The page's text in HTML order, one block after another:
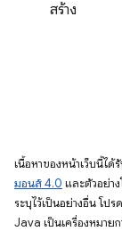
สร้าง
เนื้อหาของหน้าเว็บนี้ไ
มอนส์ 4.0 และตัวอย่า
ระบุไว้เป็นอย่างอื่น โป
Java เป็นเครื่องหมาย